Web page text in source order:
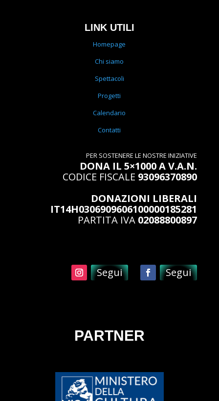
LINK UTILI
Homepage
Chi siamo
Spettacoli
Progetti
Calendario
Contatti
PER SOSTENERE LE NOSTRE INIZIATIVE
DONA IL 5×1000 A V.A.N.
CODICE FISCALE 93096370890
DONAZIONI LIBERALI
IT14H0306909606100000185281
PARTITA IVA 02088800897
Segui Segui
PARTNER